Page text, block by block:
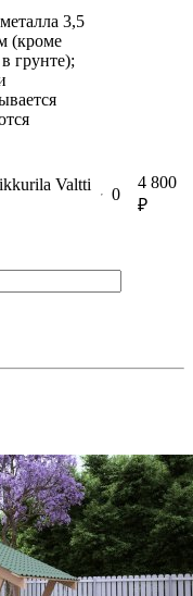
3,5
(кроме
грунте);
Valtti
0
4 800
₽